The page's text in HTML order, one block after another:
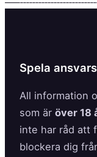
Spela
All information
som är över 18
inte har råd att
blockera dig